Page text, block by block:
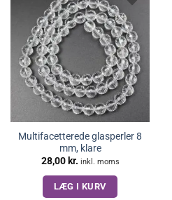
Multifacetterede glasperler 8
mm, klare
28,00 kr. inkl. moms
LÆG I KURV